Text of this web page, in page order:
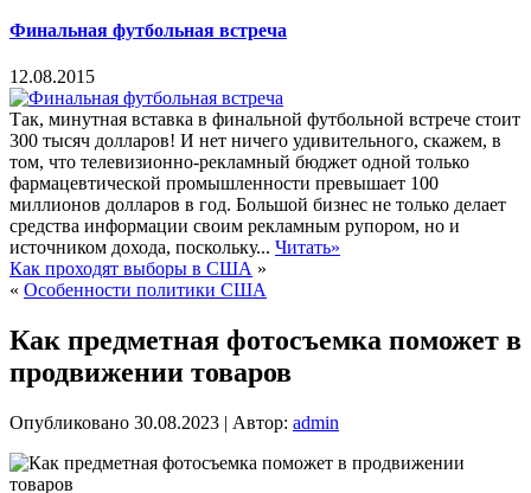
Финальная футбольная встреча
12.08.2015
Так, минутная вставка в финальной футбольной встрече стоит
300 тысяч долларов! И нет ничего удивительного, скажем, в
том, что телевизионно-рекламный бюджет одной только
фармацевтической промышленности превышает 100
миллионов долларов в год. Большой бизнес не только делает
средства информации своим рекламным рупором, но и
источником дохода, поскольку... Читать»
Как проходят выборы в США »
« Особенности политики США
Как предметная фотосъемка поможет в
продвижении товаров
Опубликовано 30.08.2023 | Автор: admin